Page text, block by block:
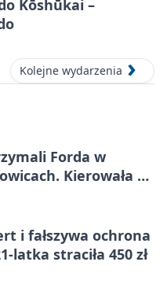
Kōshūkai –
Kolejne wydarzenia
Forda w
Kierowała po
i fałszywa ochrona
latka straciła 450 zł